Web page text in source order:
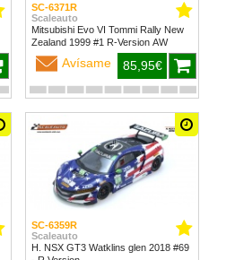
SC-6371R
Scaleauto
Mitsubishi Evo VI Tommi Rally New
Zealand 1999 #1 R-Version AW
Avísame 85,95€
SC-6359R
Scaleauto
H. NSX GT3 Watklins glen 2018 #69